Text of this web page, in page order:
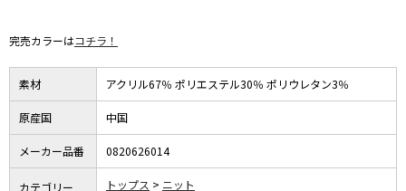
完売カラーはコチラ！
素材 アクリル67％ ポリエステル30％ ポリウレタン3％
原産国 中国
メーカー品番 0820626014
カテゴリー トップス ニット